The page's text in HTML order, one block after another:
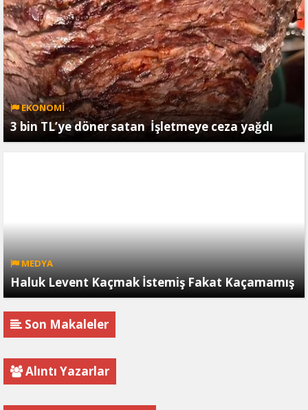
EKONOMİ
3 bin TL’ye döner satan İşletmeye ceza yağdı
MEDYA
Haluk Levent Kaçmak İstemiş Fakat Kaçamamış
Son Makaleler
Alıntı Yazarlar